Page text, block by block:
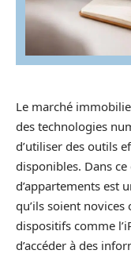
Le marché
des technologies
d’utiliser des outils
disponibles. Dans
d’appartements est
qu’ils soient novices
dispositifs comme
d’accéder à des